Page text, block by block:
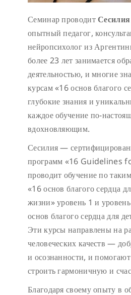
Семинар проводит
опытный педагог,
нейропсихолог из
более 23 лет занимается
деятельностью, и многие
курсам «16 основ благого
глубокие знания и
каждое обучение по-
вдохновляющим.
Сесилия —
программ «16 Guidelines
проводит обучение по
«16 основ благого сердца
жизни» уровень 1 и
основ благого сердца для
Эти курсы направлены на
человеческих качеств —
и осознанности, и
строить гармоничную и
Благодаря своему опыту в